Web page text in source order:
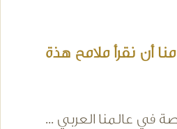
أن نقرأ ملامح هذة
في عالمنا العربي ...